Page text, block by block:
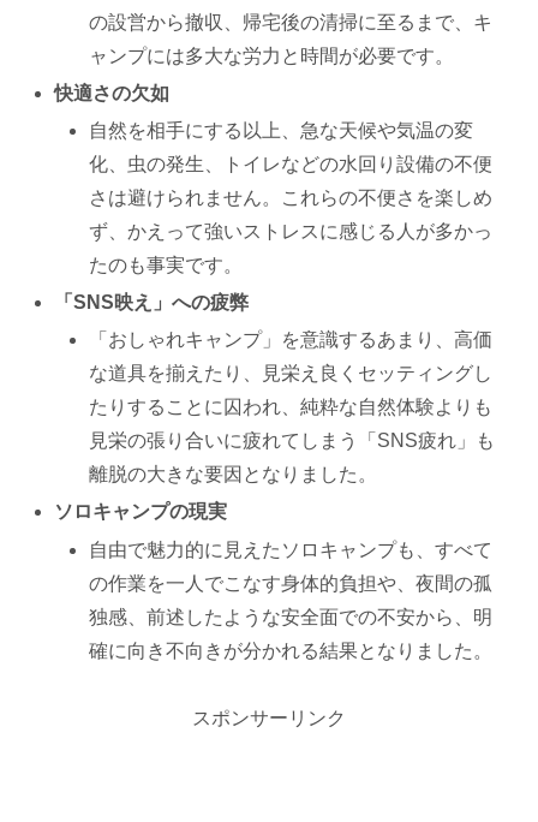
の設営から撤収、帰宅後の清掃に至るまで、キ
ャンプには多大な労力と時間が必要です。
快適さの欠如
自然を相手にする以上、急な天候や気温の変
化、虫の発生、トイレなどの水回り設備の不便
さは避けられません。これらの不便さを楽しめ
ず、かえって強いストレスに感じる人が多かっ
たのも事実です。
「SNS映え」への疲弊
「おしゃれキャンプ」を意識するあまり、高価
な道具を揃えたり、見栄え良くセッティングし
たりすることに囚われ、純粋な自然体験よりも
見栄の張り合いに疲れてしまう「SNS疲れ」も
離脱の大きな要因となりました。
ソロキャンプの現実
自由で魅力的に見えたソロキャンプも、すべて
の作業を一人でこなす身体的負担や、夜間の孤
独感、前述したような安全面での不安から、明
確に向き不向きが分かれる結果となりました。
スポンサーリンク